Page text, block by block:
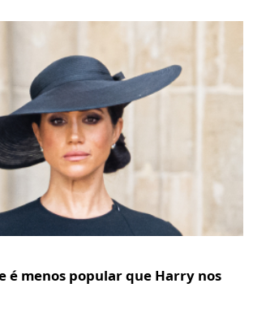
é menos popular que Harry nos